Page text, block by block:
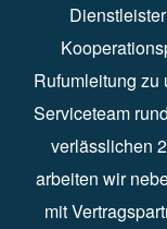
Rufumleitung zu
Serviceteam
verlässlichen
arbeiten wir
mit